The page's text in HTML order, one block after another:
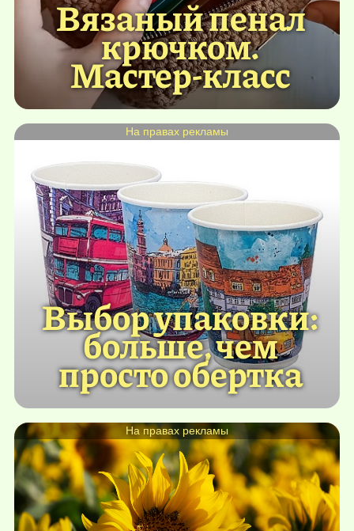
Вязаный пенал
крючком.
Мастер-класс
Выбор упаковки:
больше, чем
просто обертка
На правах рекламы
На правах рекламы